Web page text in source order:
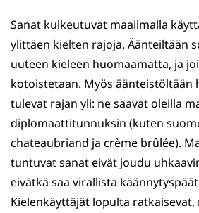
Sanat kulkeutuvat maailmalla
ylittäen kielten rajoja. Äänteiltään
uuteen kieleen huomaamatta, ja
kotoistetaan. Myös äänteistöltään
tulevat rajan yli: ne saavat oleilla
diplomaattitunnuksin (kuten
chateaubriand ja crème brûlée).
tuntuvat sanat eivät joudu
eivätkä saa virallista
Kielenkäyttäjät lopulta ratkaisevat,